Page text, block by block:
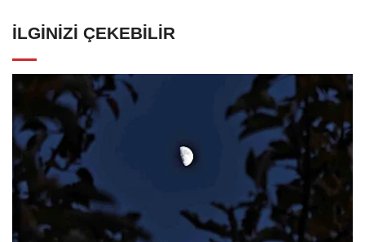
İLGINIZI ÇEKEBILIR